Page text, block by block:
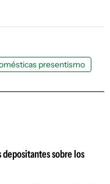
presentismo
depositantes sobre los